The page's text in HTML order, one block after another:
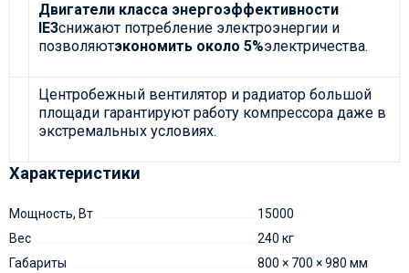
Двигатели класса энергоэффективности
IE3снижают потребление электроэнергии и
позволяютэкономить около 5%электричества.
Центробежный вентилятор и радиатор большой
площади гарантируют работу компрессора даже в
экстремальных условиях.
Характеристики
Мощность, Вт
15000
Вес
240 кг
Габариты
800 × 700 × 980 мм